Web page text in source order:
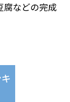
腐などの完成